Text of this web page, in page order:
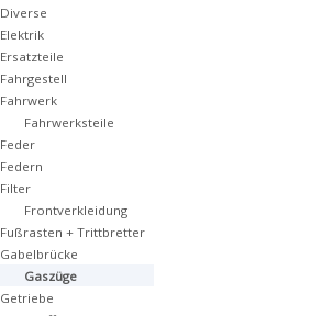
Diverse
Elektrik
Ersatzteile
Fahrgestell
Fahrwerk
Fahrwerksteile
Feder
Federn
Filter
Frontverkleidung
Fußrasten + Trittbretter
Gabelbrücke
Gaszüge
Getriebe